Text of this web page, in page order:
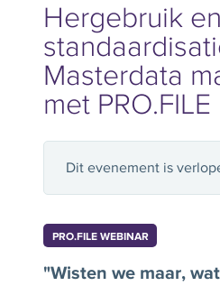
Hergebruik en
Masterdata
met PRO.FILE
Dit evenement is
PRO.FILE WEBINAR
"Wisten we maar,